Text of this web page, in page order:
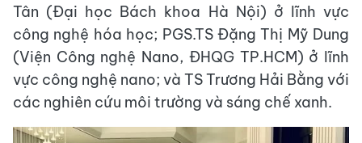
Tân (Đại học Bách khoa Hà Nội) ở lĩnh vực
công nghệ hóa học; PGS.TS Đặng Thị Mỹ Dung
(Viện Công nghệ Nano, ĐHQG TP.HCM) ở lĩnh
vực công nghệ nano; và TS Trương Hải Bằng với
các nghiên cứu môi trường và sáng chế xanh.